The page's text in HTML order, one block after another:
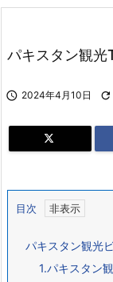
パキスタン観
 2024年4月10日 
目次
パキスタン観光
1.パキスタン